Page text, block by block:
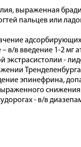
выраженная
пальцев или
в/в введение 1-2
экстрасистолии -
эпинефрина,
- в/в